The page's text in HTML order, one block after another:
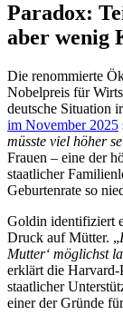
Paradox:
aber wenig
Die renommierte
Nobelpreis für
deutsche Situation
im November 2025
müsste viel höher
Frauen – eine der
staatlicher
Geburtenrate so
Goldin identifiziert
Druck auf Mütter. „
Mutter‘ möglichst
erklärt die Harvard-
staatlicher
einer der Gründe